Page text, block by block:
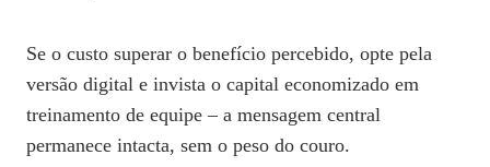
Se o custo superar o benefício percebido, opte pela
versão digital e invista o capital economizado em
treinamento de equipe – a mensagem central
permanece intacta, sem o peso do couro.